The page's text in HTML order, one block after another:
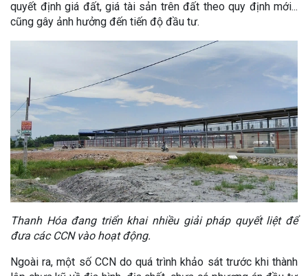
quyết định giá đất, giá tài sản trên đất theo quy định mới...
cũng gây ảnh hưởng đến tiến độ đầu tư.
Thanh Hóa đang triển khai nhiều giải pháp quyết liệt để
đưa các CCN vào hoạt động.
Ngoài ra, một số CCN do quá trình khảo sát trước khi thành